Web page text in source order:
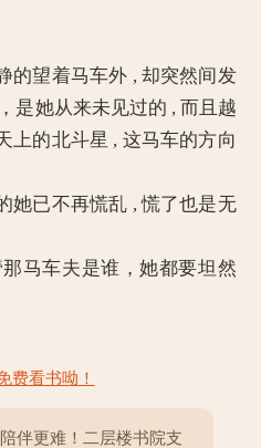
望着马车外 , 却突然间发
是她从来未见过的 , 而且越
上的北斗星 , 这马车的方向
已不再慌乱 , 慌了也是无
马车夫是谁，她都要坦然
费看书呦！
伴更难！二层楼书院支